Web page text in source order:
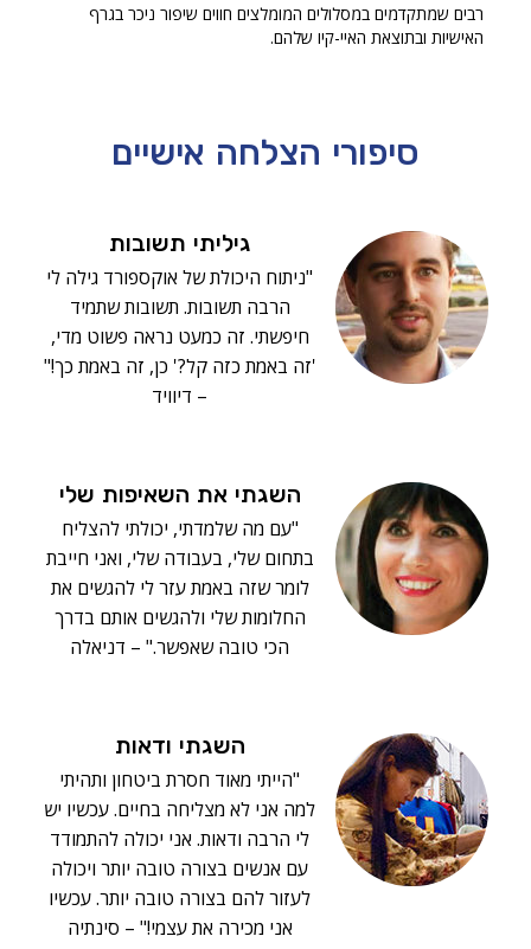
רבים שמתקדמים במסלולים המומלצים חווים שיפור ניכר בגרף
האישיות ובתוצאת האיי-קיו שלהם.
סיפורי הצלחה אישיים
גיליתי תשובות
"ניתוח היכולת של אוקספורד גילה לי
הרבה תשובות. תשובות שתמיד
חיפשתי. זה כמעט נראה פשוט מדי,
'זה באמת כזה קל?' כן, זה באמת כך!"
– דיוויד
השגתי את השאיפות שלי
"עם מה שלמדתי, יכולתי להצליח
בתחום שלי, בעבודה שלי, ואני חייבת
לומר שזה באמת עזר לי להגשים את
החלומות שלי ולהגשים אותם בדרך
הכי טובה שאפשר." – דניאלה
השגתי ודאות
"הייתי מאוד חסרת ביטחון ותהיתי
למה אני לא מצליחה בחיים. עכשיו יש
לי הרבה ודאות. אני יכולה להתמודד
עם אנשים בצורה טובה יותר ויכולה
לעזור להם בצורה טובה יותר. עכשיו
אני מכירה את עצמי!" – סינתיה